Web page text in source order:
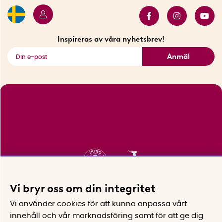
Inspireras av våra nyhetsbrev!
Anmäl
Vi bryr oss om din integritet
Vi använder cookies för att kunna anpassa vårt
innehåll och vår marknadsföring samt för att ge dig